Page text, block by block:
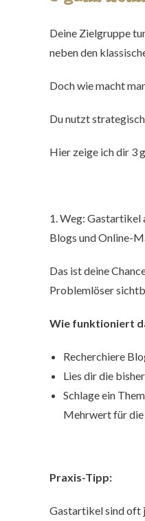
Deine Zielgruppe
neben den
Doch wie macht
Du nutzt
Hier zeige ich dir 3
1. Weg: Gastartikel
Blogs und Online-
Das ist deine
Problemlöser
Wie funktioniert
Recherchiere
Lies dir die
Schlage ein
Mehrwert für die
Praxis-Tipp:
Gastartikel sind oft